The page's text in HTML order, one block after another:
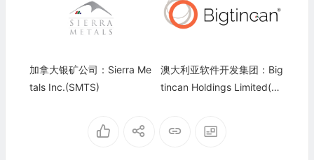
加拿大银矿公司：Sierra Me
tals Inc.(SMTS)
澳大利亚软件开发集团：Big
tincan Holdings Limited(BT